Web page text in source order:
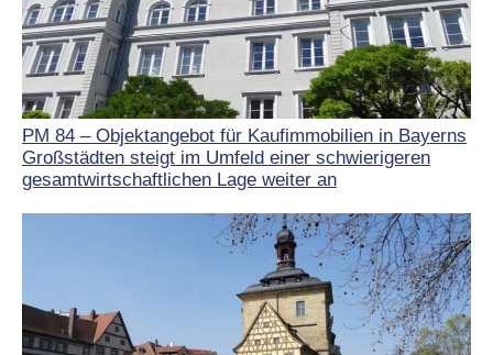
PM 84 – Objektangebot für Kaufimmobilien in Bayerns
Großstädten steigt im Umfeld einer schwierigeren
gesamtwirtschaftlichen Lage weiter an